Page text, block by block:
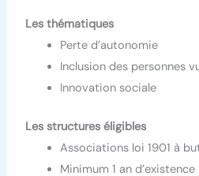
Les thématiques
Perte d’autonomie
Inclusion des personnes
Innovation sociale
Les structures éligibles
Associations loi 1901 à
Minimum 1 an d’existence